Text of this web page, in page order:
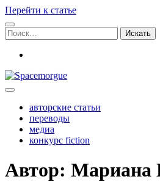
Перейти к статье
Поиск:
Spacemorgue
авторские статьи
переводы
медиа
конкурс fiction
Автор: Мариана